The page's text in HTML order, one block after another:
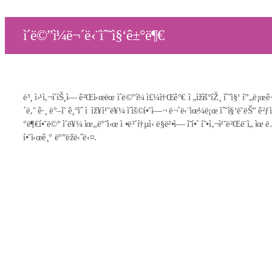
ì´ë©”ì¼ë¬´ë‹¨ìˆ˜ì§‘ê±°ë¶€
ë³¸ ì›¹ì‚¬ì´íŠ¸ì— ê²Œì‹œëœ ì´ë©”ì¼ ì£¼ì†Œê°€ ì „ìžìš°íŽ¸ ìˆ˜ì§‘
´ë‚˜ ê·¸ ë°–ì˜ ê¸°ìˆ ì  ìž¥ì¹˜ë¥¼ ì´ìš©í•˜ì—¬ ë¬´ë‹¨ìœ¼ë¡œ ìˆ˜ì§‘ë˜ëŠ”
°ë¶€í•˜ë©° ì´ë¥¼ ìœ„ë°˜ì‹œ ì •ë³´í†µì‹ ë§ë²•ì— ì˜í•´ í˜•ì‚¬ì²˜ë²Œë¨ì„ ìœ
í•˜ì‹œê¸° ë°”ëžë‹ˆë‹¤.